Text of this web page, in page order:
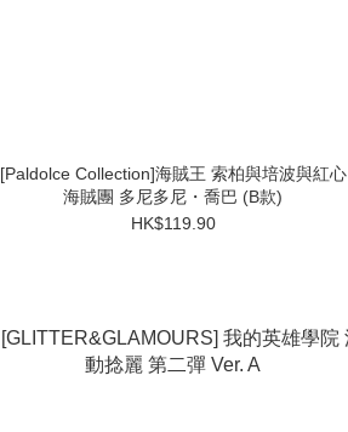
[Paldolce Collection]海賊王 索柏與培波與紅心
海賊團 多尼多尼・喬巴 (B款)
HK$119.90